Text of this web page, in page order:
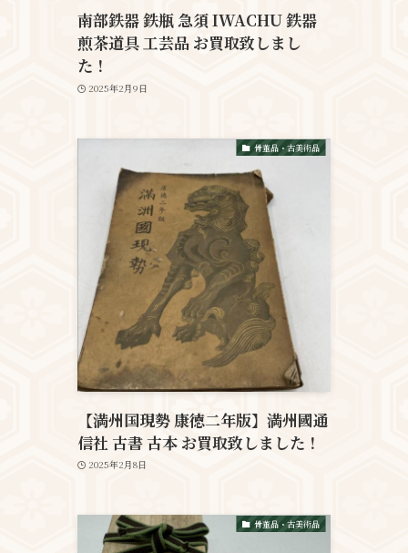
南部鉄器 鉄瓶 急須 IWACHU 鉄器
煎茶道具 工芸品 お買取致しまし
た！
2025年2月9日
骨董品・古美術品
【満州国現勢 康徳二年版】満州國通
信社 古書 古本 お買取致しました！
2025年2月8日
骨董品・古美術品